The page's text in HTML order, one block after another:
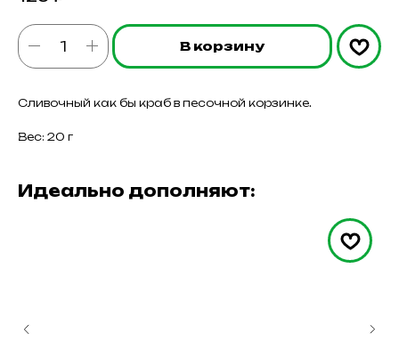
В корзину
Сливочный как бы краб в песочной корзинке.
Вес: 20 г
Идеально дополняют: